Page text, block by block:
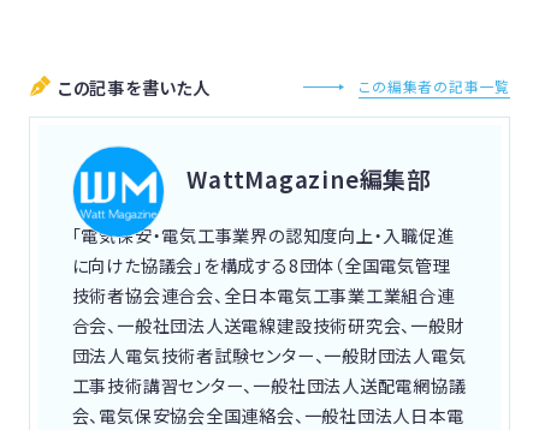
この記事を書いた人 この編集者の記事一覧
WattMagazine編集部
「電気保安・電気工事業界の認知度向上・入職促進
に向けた協議会」を構成する8団体（全国電気管理
技術者協会連合会、全日本電気工事業工業組合連
合会、一般社団法人送電線建設技術研究会、一般財
団法人電気技術者試験センター、一般財団法人電気
工事技術講習センター、一般社団法人送配電網協議
会、電気保安協会全国連絡会、一般社団法人日本電